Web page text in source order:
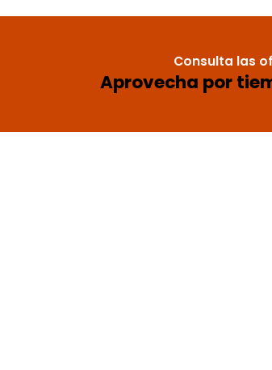
Consulta las
Aprovecha por